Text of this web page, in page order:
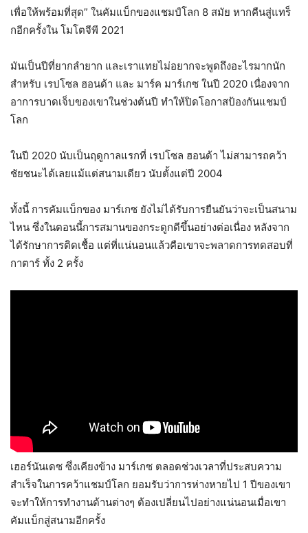
เพื่อให้พร้อมที่สุด” ในคัมแบ็กของแชมป์โลก 8 สมัย หากคืนสู่แทร็
กอีกครั้งใน โมโตจีพี 2021
มันเป็นปีที่ยากลำยาก และเราแทยไม่อยากจะพูดถึงอะไรมากนัก
สำหรับ เรปโซล ฮอนด้า และ มาร์ค มาร์เกซ ในปี 2020 เนื่องจาก
อาการบาดเจ็บของเขาในช่วงต้นปี ทำให้ปิดโอกาสป้องกันแชมป์
โลก
ในปี 2020 นับเป็นฤดูกาลแรกที่ เรปโซล ฮอนด้า ไม่สามารถคว้า
ชัยชนะได้เลยแม้แต่สนามเดียว นับตั้งแต่ปี 2004
ทั้งนี้ การคัมแบ็กของ มาร์เกซ ยังไม่ได้รับการยืนยันว่าจะเป็นสนาม
ไหน ซึ่งในตอนนี้การสมานของกระดูกดีขึ้นอย่างต่อเนื่อง หลังจาก
ได้รักษาการติดเชื้อ แต่ที่แน่นอนแล้วคือเขาจะพลาดการทดสอบที่
กาตาร์ ทั้ง 2 ครั้ง
เฮอร์นันเดซ ซึ่งเคียงข้าง มาร์เกซ ตลอดช่วงเวลาที่ประสบความ
สำเร็จในการคว้าแชมป์โลก ยอมรับว่าการห่างหายไป 1 ปีของเขา
จะทำให้การทำงานด้านต่างๆ ต้องเปลี่ยนไปอย่างแน่นอนเมื่อเขา
คัมแบ็กสู่สนามอีกครั้ง